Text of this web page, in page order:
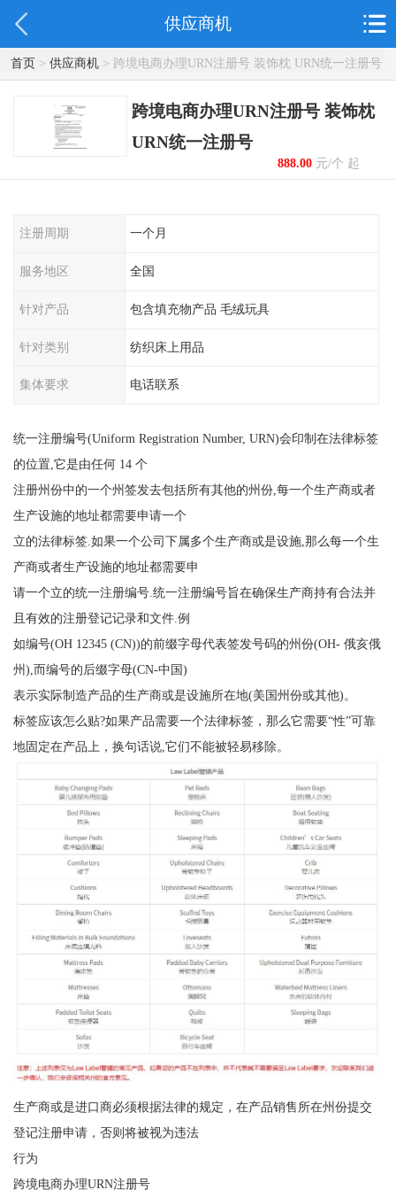
供应商机
首页> 供应商机> 跨境电商办理URN注册号 装饰枕 URN统一注册号
跨境电商办理URN注册号 装饰枕
URN统一注册号
888.00元/个 起
注册周期 一个月
服务地区 全国
针对产品 包含填充物产品 毛绒玩具
针对类别 纺织床上用品
集体要求 电话联系
统一注册编号(Uniform Registration Number, URN)会印制在法律标签
的位置,它是由任何 14 个
注册州份中的一个州签发去包括所有其他的州份,每一个生产商或者
生产设施的地址都需要申请一个
立的法律标签.如果一个公司下属多个生产商或是设施,那么每一个生
产商或者生产设施的地址都需要申
请一个立的统一注册编号.统一注册编号旨在确保生产商持有合法并
且有效的注册登记记录和文件.例
如编号(OH 12345 (CN))的前缀字母代表签发号码的州份(OH- 俄亥俄
州),而编号的后缀字母(CN-中国)
表示实际制造产品的生产商或是设施所在地(美国州份或其他)。
标签应该怎么贴?如果产品需要一个法律标签，那么它需要“性”可靠
地固定在产品上，换句话说,它们不能被轻易移除。
生产商或是进口商必须根据法律的规定，在产品销售所在州份提交
登记注册申请，否则将被视为违法
行为
跨境电商办理URN注册号